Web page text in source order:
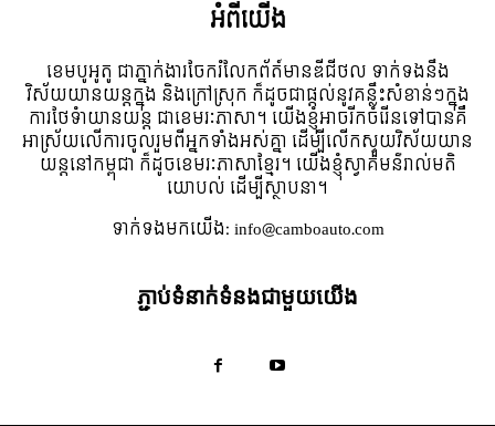
អំពី​យើង
ខេមបូអូតូ ជាភ្នាក់ងារចែករំលែកព័ត៍មានឌីជីថល ទាក់ទងនឹង
វិស័យយានយន្តក្នុង និងក្រៅស្រុក ក៏ដូចជាផ្តល់នូវគន្លឹះសំខាន់ៗក្នុង
ការថែទំាយានយន្ត ជាខេមរៈភាសា។ យើងខ្ញុំអាចរីកចំរើនទៅបានគឺ
អាស្រ័យលើការចូលរួមពីអ្នកទាំងអស់គ្នា ដើម្បីលើកស្ទួយវិស័យយាន
យន្តនៅកម្ពុជា ក៏ដូចខេមរៈភាសាខ្មែរ។ យើងខ្ញុំស្វាគមន៌រាល់មតិ
យោបល់ ដើម្បីស្ថាបនា។
ទាក់ទង​មក​យើង:info@camboauto.com
ភ្ជាប់ទំនាក់ទំនងជាមួយយើង